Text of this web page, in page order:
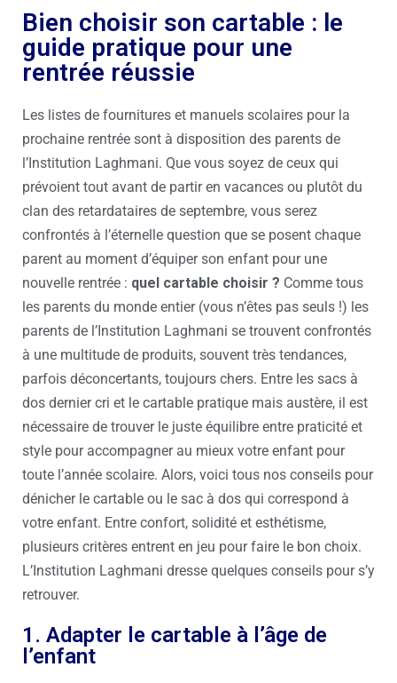
Bien choisir son cartable : le
guide pratique pour une
rentrée réussie
Les listes de fournitures et manuels scolaires pour la
prochaine rentrée sont à disposition des parents de
l’Institution Laghmani. Que vous soyez de ceux qui
prévoient tout avant de partir en vacances ou plutôt du
clan des retardataires de septembre, vous serez
confrontés à l’éternelle question que se posent chaque
parent au moment d’équiper son enfant pour une
nouvelle rentrée : quel cartable choisir ? Comme tous
les parents du monde entier (vous n’êtes pas seuls !) les
parents de l’Institution Laghmani se trouvent confrontés
à une multitude de produits, souvent très tendances,
parfois déconcertants, toujours chers. Entre les sacs à
dos dernier cri et le cartable pratique mais austère, il est
nécessaire de trouver le juste équilibre entre praticité et
style pour accompagner au mieux votre enfant pour
toute l’année scolaire. Alors, voici tous nos conseils pour
dénicher le cartable ou le sac à dos qui correspond à
votre enfant. Entre confort, solidité et esthétisme,
plusieurs critères entrent en jeu pour faire le bon choix.
L’Institution Laghmani dresse quelques conseils pour s’y
retrouver.
1. Adapter le cartable à l’âge de
l’enfant